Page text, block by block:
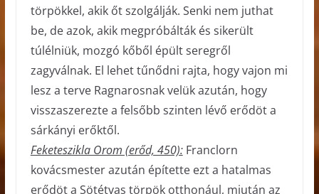
törpökkel, akik őt szolgálják. Senki nem juthat
be, de azok, akik megpróbálták és sikerült
túlélniük, mozgó kőből épült seregről
zagyválnak. El lehet tűnődni rajta, hogy vajon mi
lesz a terve Ragnarosnak velük azután, hogy
visszaszerezte a felsőbb szinten lévő erődöt a
sárkányi erőktől.
Feketeszikla Orom (erőd, 450):Franclorn
kovácsmester azután építette ezt a hatalmas
erődöt a Sötétvas törpök otthonául, miután az